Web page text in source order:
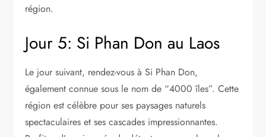
région.
Jour 5: Si Phan Don au Laos
Le jour suivant, rendez-vous à Si Phan Don,
également connue sous le nom de “4000 îles”. Cette
région est célèbre pour ses paysages naturels
spectaculaires et ses cascades impressionnantes.